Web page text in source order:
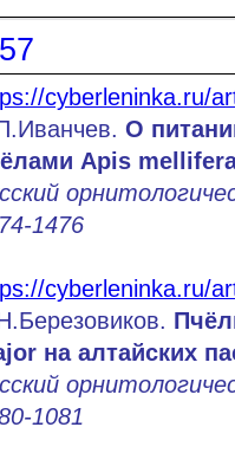
cyberleninka.ru/
О
Apis
1476
cyberleninka.ru/
на алтайских
1081